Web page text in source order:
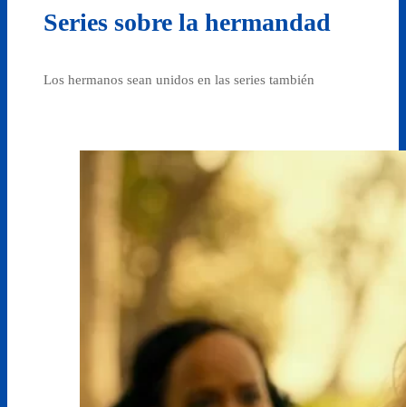
Series sobre la hermandad
Los hermanos sean unidos en las series también